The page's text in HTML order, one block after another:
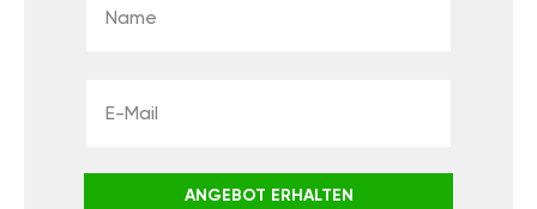
ANGEBOT ERHALTEN